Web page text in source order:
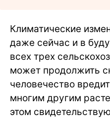
Климатические
даже сейчас и в
всех трех
может продолжить
человечество
многим другим
этом